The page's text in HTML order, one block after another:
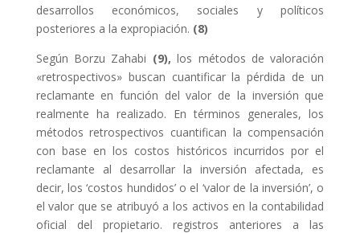
desarrollos económicos, sociales y políticos
posteriores a la expropiación. (8)
Según Borzu Zahabi (9), los métodos de valoración
«retrospectivos» buscan cuantificar la pérdida de un
reclamante en función del valor de la inversión que
realmente ha realizado. En términos generales, los
métodos retrospectivos cuantifican la compensación
con base en los costos históricos incurridos por el
reclamante al desarrollar la inversión afectada, es
decir, los ‘costos hundidos’ o el ‘valor de la inversión’, o
el valor que se atribuyó a los activos en la contabilidad
oficial del propietario. registros anteriores a las